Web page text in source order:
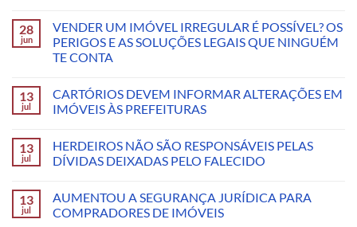
28
jun
VENDER UM IMÓVEL IRREGULAR É POSSÍVEL? OS
PERIGOS E AS SOLUÇÕES LEGAIS QUE NINGUÉM
TE CONTA
13
jul
CARTÓRIOS DEVEM INFORMAR ALTERAÇÕES EM
IMÓVEIS ÀS PREFEITURAS
13
jul
HERDEIROS NÃO SÃO RESPONSÁVEIS PELAS
DÍVIDAS DEIXADAS PELO FALECIDO
13
jul
AUMENTOU A SEGURANÇA JURÍDICA PARA
COMPRADORES DE IMÓVEIS